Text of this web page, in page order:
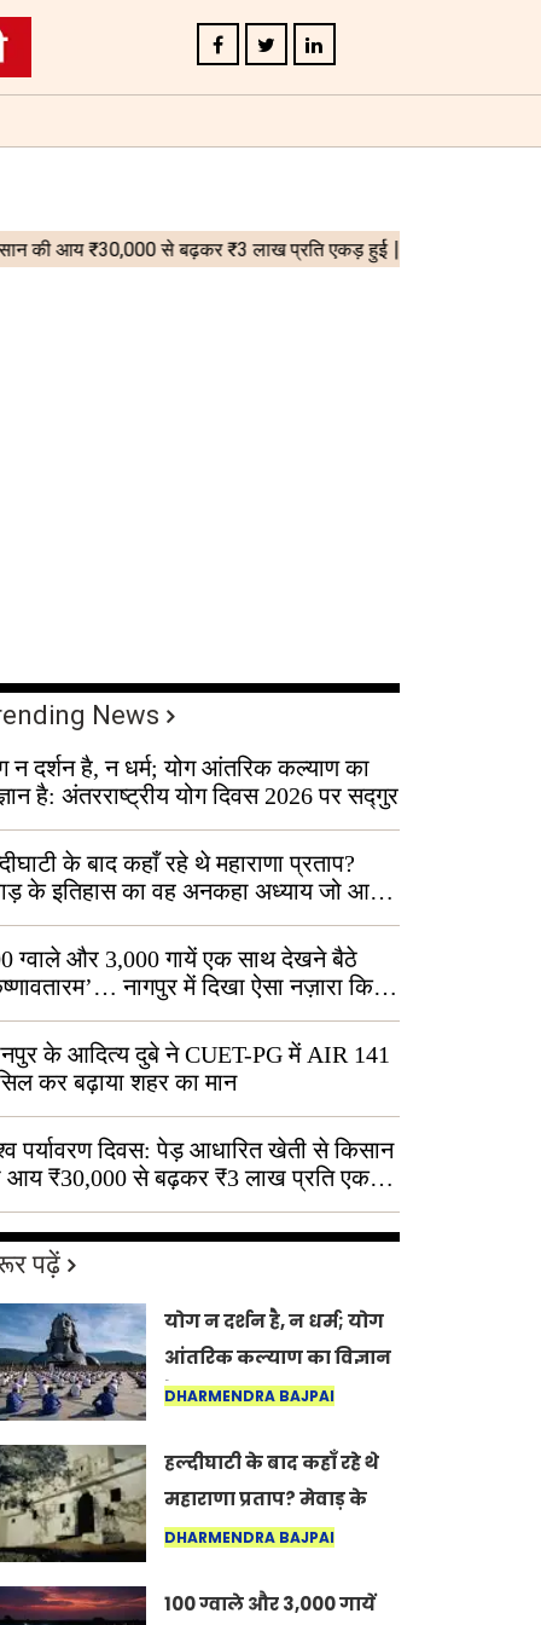
News
न दर्शन है, न धर्म; योग आंतरिक कल्याण का
है: अंतरराष्ट्रीय योग दिवस 2026 पर सद्गुर
के बाद कहाँ रहे थे महाराणा प्रताप?
के इतिहास का वह अनकहा अध्याय जो आज
में जीवित है
ग्वाले और 3,000 गायें एक साथ देखने बैठे
नागपुर में दिखा ऐसा नज़ारा कि
बोले, “ऐसा तो सिर्फ़ कृष्ण ही कर सकते हैं”
के आदित्य दुबे ने CUET-PG में AIR 141
कर बढ़ाया शहर का मान
पर्यावरण दिवस: पेड़ आधारित खेती से किसान
आय ₹30,000 से बढ़कर ₹3 लाख प्रति एकड़
पढ़ें
योग न दर्शन है, न धर्म; योग
आंतरिक कल्याण का विज्ञान
है: अंतरराष्ट्रीय योग दिवस
DHARMENDRA BAJPAI
हल्दीघाटी के बाद कहाँ रहे थे
महाराणा प्रताप? मेवाड़ के
इतिहास का वह अनकहा
में जीवित है
DHARMENDRA BAJPAI
100 ग्वाले और 3,000 गायें